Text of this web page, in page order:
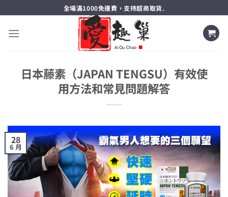
轉
全場滿1000免運費，支持超商取貨.
日本藤素（JAPAN TENGSU）有效使
用方法和常見問題解答
28
6 月